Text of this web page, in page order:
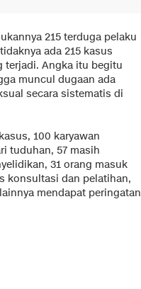
215 terduga pelaku
ada 215 kasus
terjadi. Angka itu begitu
muncul dugaan ada
secara sistematis di
100 karyawan
tuduhan, 57 masih
31 orang masuk
konsultasi dan pelatihan,
mendapat peringatan